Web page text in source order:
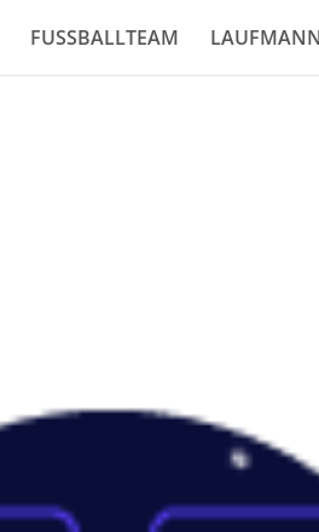
FUSSBALLTEAM